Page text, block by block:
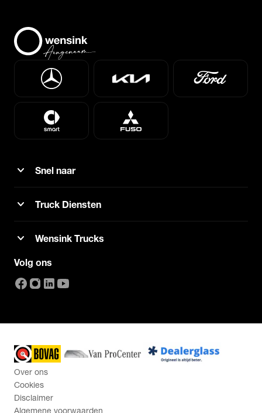
expand_more Snel naar
expand_more Truck Diensten
expand_more Wensink Trucks
Volg ons
Over ons
Cookies
Disclaimer
Algemene voorwaarden